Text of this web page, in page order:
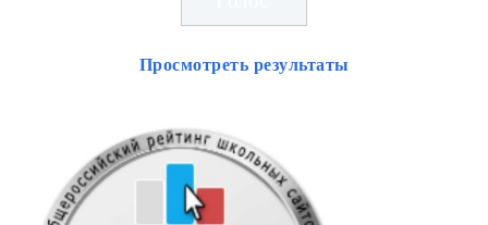
Просмотреть результаты